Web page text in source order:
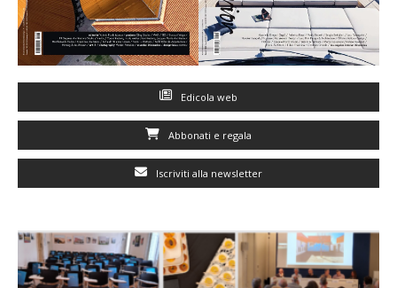
Edicola web
Abbonati e regala
Iscriviti alla newsletter